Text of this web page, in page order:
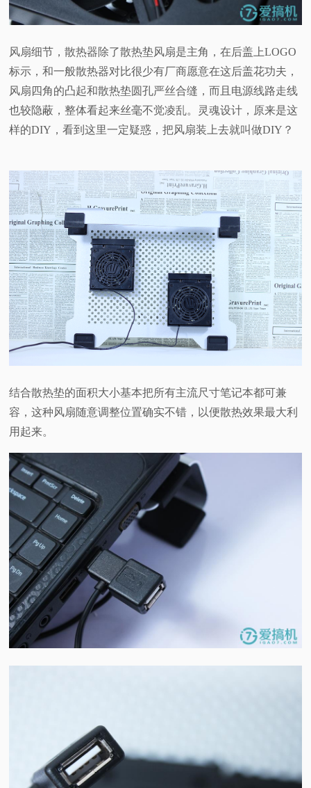
风扇细节，散热器除了散热垫风扇是主角，在后盖上LOGO
标示，和一般散热器对比很少有厂商愿意在这后盖花功夫，
风扇四角的凸起和散热垫圆孔严丝合缝，而且电源线路走线
也较隐蔽，整体看起来丝毫不觉凌乱。灵魂设计，原来是这
样的DIY，看到这里一定疑惑，把风扇装上去就叫做DIY？
结合散热垫的面积大小基本把所有主流尺寸笔记本都可兼
容，这种风扇随意调整位置确实不错，以便散热效果最大利
用起来。